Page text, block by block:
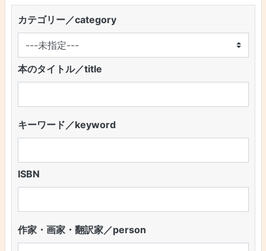
カテゴリー／category
本のタイトル／title
キーワード／keyword
ISBN
作家・画家・翻訳家／person